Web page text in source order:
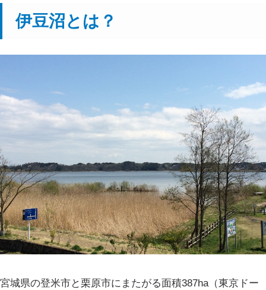
伊豆沼とは？
宮城県の登米市と栗原市にまたがる面積387ha（東京ドー